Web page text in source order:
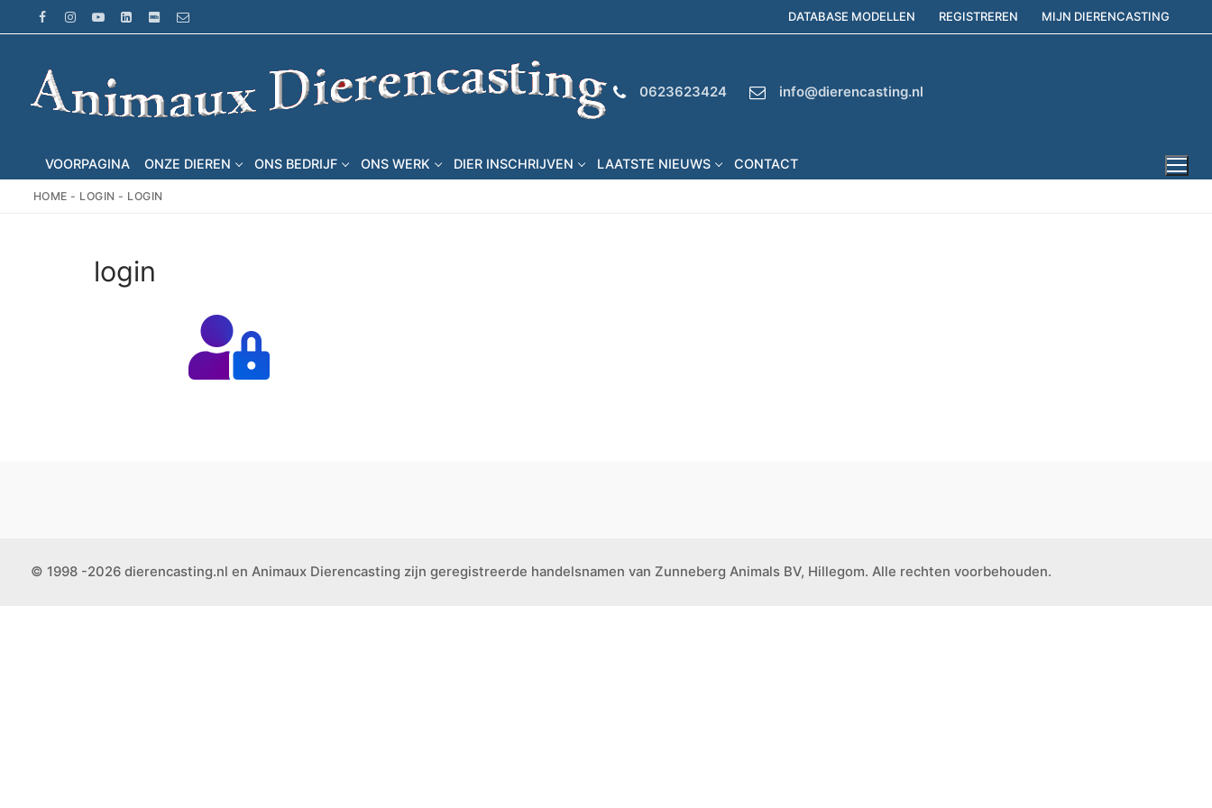
naar
inhoud
DATABASE MODELLEN REGISTREREN MIJN DIERENCASTING
0623623424 info@dierencasting.nl
VOORPAGINA ONZE DIEREN ONS BEDRIJF ONS WERK DIER INSCHRIJVEN LAATSTE NIEUWS CONTACT
HOME - LOGIN - LOGIN
login
© 1998 -2026 dierencasting.nl en Animaux Dierencasting zijn geregistreerde handelsnamen van Zunneberg Animals BV, Hillegom. Alle rechten voorbehouden.